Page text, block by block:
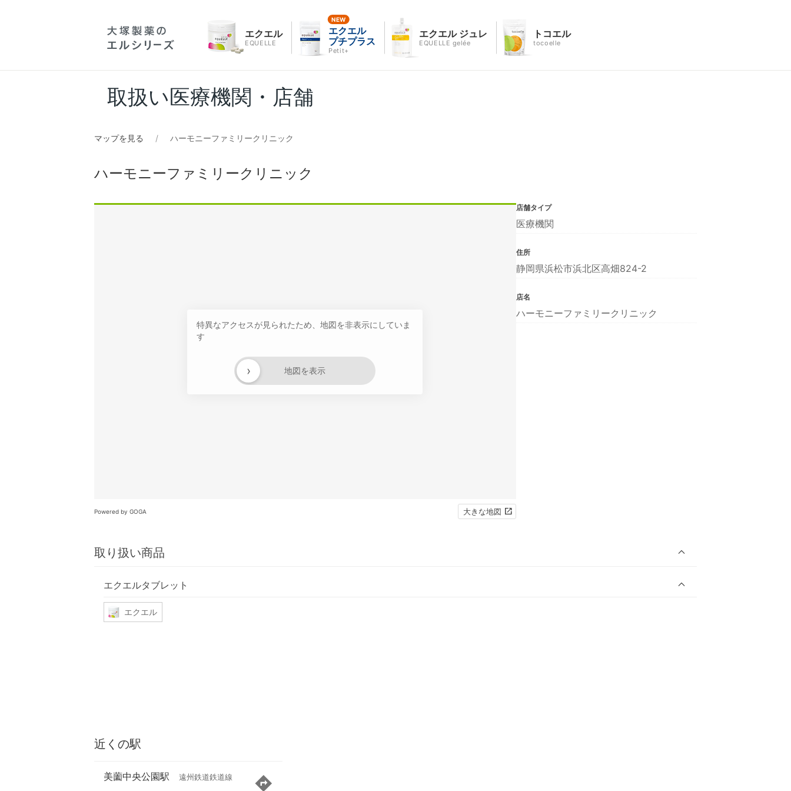
エクエル
EQUELLE
エクエル
プチプラス
Petit+
エクエル ジュレ
EQUELLE gelée
トコエル
tocoelle
取扱い医療機関・店舗
マップを見る ハーモニーファミリークリニック
ハーモニーファミリークリニック
特異なアクセスが見られたため、地図を非表示にしていま
す
地図を表示
›
Powered by GOGA 大きな地図
取り扱い商品
エクエルタブレット
エクエル
店舗タイプ
医療機関
住所
静岡県浜松市浜北区高畑824-2
店名
ハーモニーファミリークリニック
近くの駅
美薗中央公園駅 遠州鉄道鉄道線